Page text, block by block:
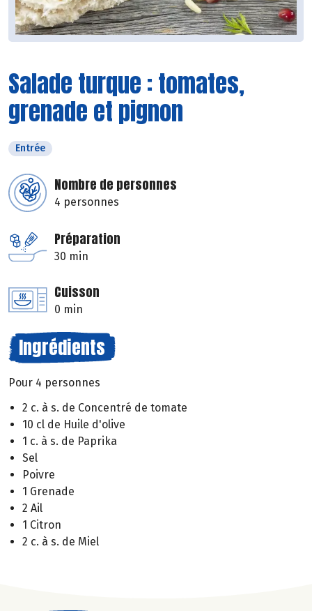
Salade turque : tomates,
grenade et pignon
Entrée
Nombre de personnes
4 personnes
Préparation
30 min
Cuisson
0 min
Ingrédients
Pour 4 personnes
2 c. à s. de Concentré de tomate
10 cl de Huile d'olive
1 c. à s. de Paprika
Sel
Poivre
1 Grenade
2 Ail
1 Citron
2 c. à s. de Miel